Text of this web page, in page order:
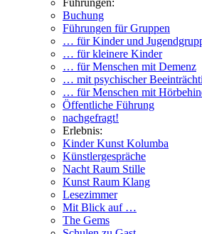
Führungen:
Buchung
Führungen für Gruppen
… für Kinder und
… für kleinere Kinder
… für Menschen mit Demenz
… mit psychischer
… für Menschen mit
Öffentliche Führung
nachgefragt!
Erlebnis:
Kinder Kunst Kolumba
Künstlergespräche
Nacht Raum Stille
Kunst Raum Klang
Lesezimmer
Mit Blick auf …
The Gems